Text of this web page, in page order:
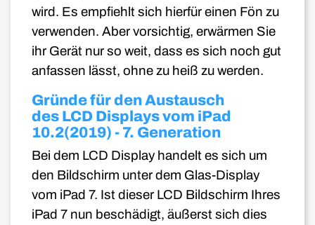
wird. Es empfiehlt sich hierfür einen Fön zu
verwenden. Aber vorsichtig, erwärmen Sie
ihr Gerät nur so weit, dass es sich noch gut
anfassen lässt, ohne zu heiß zu werden.
Gründe für den Austausch
des LCD Displays vom iPad
10.2(2019) - 7. Generation
Bei dem LCD Display handelt es sich um
den Bildschirm unter dem Glas-Display
vom iPad 7. Ist dieser LCD Bildschirm Ihres
iPad 7 nun beschädigt, äußerst sich dies